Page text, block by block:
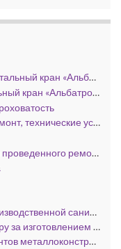
«Сокол» и «Кондор»
«Сокол» и «Кондор»
технические условия
Правила приемки и регистрации проведенного ремонта
Требования безопасности и производственной санитарии
Выписка из инструкции по надзору за изготовлением подъемных сооружений (кранов, лифтов и эскалаторов) на предприятиях, подконтрольных госгортехнадзору
оценка их ремонтопригодности